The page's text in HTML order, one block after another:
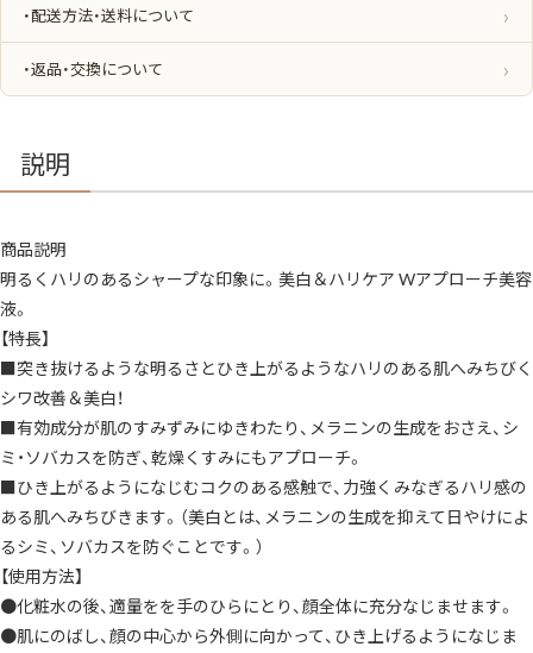
ネ
ワ
イ
ト
ジ
ソ
リ
ュ
ー
シ
ョ
ン
WN
4.8ml
ミ
ニ
サ
イ
ズ
特
製
サ
イ
ズ
サ
ン
プ
ル
シ
・配送方法・送料について
・返品・交換について
説明
商品説明
明るくハリのあるシャープな印象に。美白＆ハリケア Wアプローチ美容
液。
【特長】
■突き抜けるような明るさとひき上がるようなハリのある肌へみちびく
シワ改善＆美白！
■有効成分が肌のすみずみにゆきわたり、メラニンの生成をおさえ、シ
ミ・ソバカスを防ぎ、乾燥くすみにもアプローチ。
■ひき上がるようになじむコクのある感触で、力強くみなぎるハリ感の
ある肌へみちびきます。（美白とは、メラニンの生成を抑えて日やけによ
るシミ、ソバカスを防ぐことです。）
【使用方法】
●化粧水の後、適量をを手のひらにとり、顔全体に充分なじませます。
●肌にのばし、顔の中心から外側に向かって、ひき上げるようになじま